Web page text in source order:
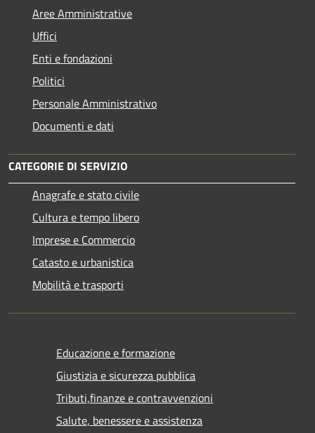
Aree Amministrative
Uffici
Enti e fondazioni
Politici
Personale Amministrativo
Documenti e dati
CATEGORIE DI SERVIZIO
Anagrafe e stato civile
Cultura e tempo libero
Imprese e Commercio
Catasto e urbanistica
Mobilità e trasporti
Educazione e formazione
Giustizia e sicurezza pubblica
Tributi,finanze e contravvenzioni
Salute, benessere e assistenza